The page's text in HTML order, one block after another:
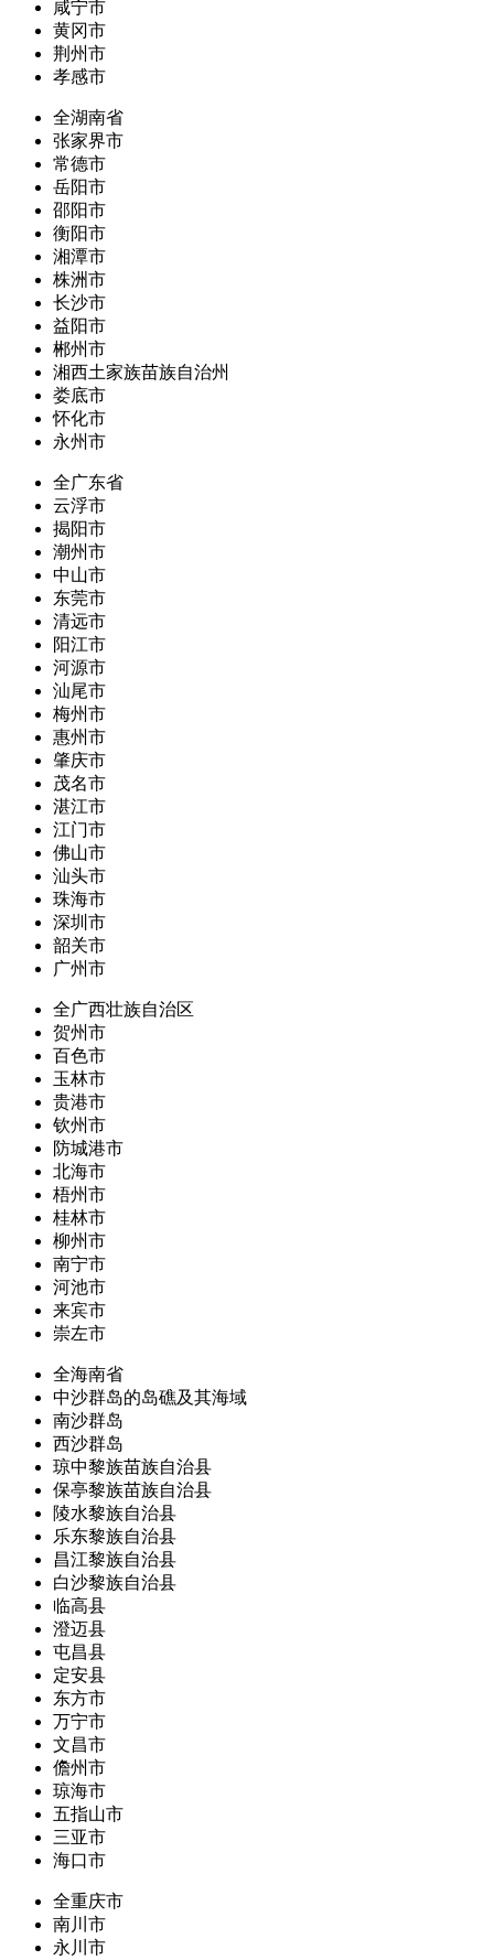
咸宁市
黄冈市
荆州市
孝感市
全湖南省
张家界市
常德市
岳阳市
邵阳市
衡阳市
湘潭市
株洲市
长沙市
益阳市
郴州市
湘西土家族苗族自治州
娄底市
怀化市
永州市
全广东省
云浮市
揭阳市
潮州市
中山市
东莞市
清远市
阳江市
河源市
汕尾市
梅州市
惠州市
肇庆市
茂名市
湛江市
江门市
佛山市
汕头市
珠海市
深圳市
韶关市
广州市
全广西壮族自治区
贺州市
百色市
玉林市
贵港市
钦州市
防城港市
北海市
梧州市
桂林市
柳州市
南宁市
河池市
来宾市
崇左市
全海南省
中沙群岛的岛礁及其海域
南沙群岛
西沙群岛
琼中黎族苗族自治县
保亭黎族苗族自治县
陵水黎族自治县
乐东黎族自治县
昌江黎族自治县
白沙黎族自治县
临高县
澄迈县
屯昌县
定安县
东方市
万宁市
文昌市
儋州市
琼海市
五指山市
三亚市
海口市
全重庆市
南川市
永川市